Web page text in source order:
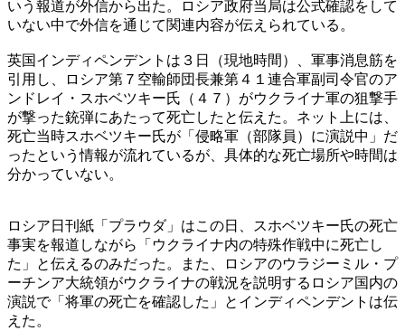
いう報道が外信から出た。ロシア政府当局は公式確認をして
いない中で外信を通じて関連内容が伝えられている。
英国インディペンデントは３日（現地時間）、軍事消息筋を
引用し、ロシア第７空輸師団長兼第４１連合軍副司令官のア
ンドレイ・スホベツキー氏（４７）がウクライナ軍の狙撃手
が撃った銃弾にあたって死亡したと伝えた。ネット上には、
死亡当時スホベツキー氏が「侵略軍（部隊員）に演説中」だ
ったという情報が流れているが、具体的な死亡場所や時間は
分かっていない。
ロシア日刊紙「プラウダ」はこの日、スホベツキー氏の死亡
事実を報道しながら「ウクライナ内の特殊作戦中に死亡し
た」と伝えるのみだった。また、ロシアのウラジーミル・プ
ーチンア大統領がウクライナの戦況を説明するロシア国内の
演説で「将軍の死亡を確認した」とインディペンデントは伝
えた。